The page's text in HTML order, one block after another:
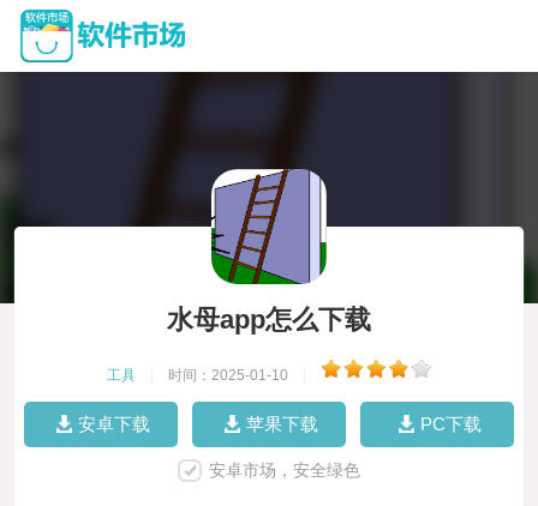
水母app怎么下载
工具 时间：2025-01-10
安卓下载 苹果下载 PC下载
安卓市场，安全绿色